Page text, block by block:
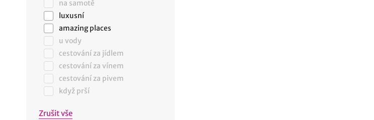
na samotě
luxusní
amazing places
u vody
cestování za jídlem
cestování za vínem
cestování za pivem
když prší
Zrušit vše